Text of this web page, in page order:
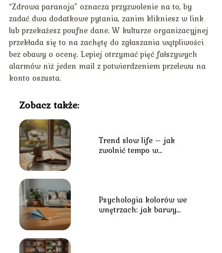
“Zdrowa paranoja” oznacza przyzwolenie na to, by
zadać dwa dodatkowe pytania, zanim klikniesz w link
lub przekażesz poufne dane. W kulturze organizacyjnej
przekłada się to na zachętę do zgłaszania wątpliwości
bez obawy o ocenę. Lepiej otrzymać pięć fałszywych
alarmów niż jeden mail z potwierdzeniem przelewu na
konto oszusta.
Zobacz także:
Trend slow life – jak
zwolnić tempo w
Psychologia kolorów we
wnętrzach: jak barwy